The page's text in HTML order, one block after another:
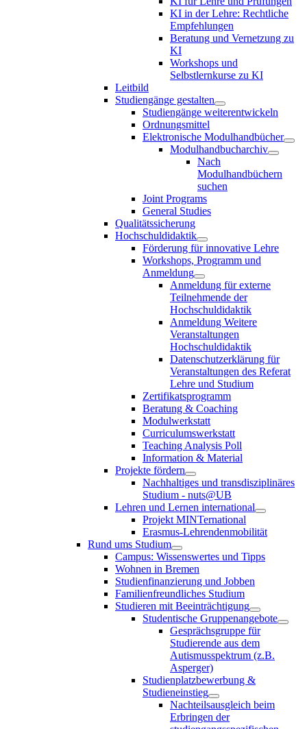
KI in der Lehre: Rechtliche
Empfehlungen
Beratung und Vernetzung zu
KI
Workshops und
Selbstlernkurse zu KI
Leitbild
Studiengänge gestalten
Studiengänge weiterentwickeln
Ordnungsmittel
Elektronische Modulhandbücher
Modulhandbucharchiv
Nach
Modulhandbüchern
suchen
Joint Programs
General Studies
Qualitätssicherung
Hochschuldidaktik
Förderung für innovative Lehre
Workshops, Programm und
Anmeldung
Anmeldung für externe
Teilnehmende der
Hochschuldidaktik
Anmeldung Weitere
Veranstaltungen
Hochschuldidaktik
Datenschutzerklärung für
Veranstaltungen des Referat
Lehre und Studium
Zertifikatsprogramm
Beratung & Coaching
Modulwerkstatt
Curriculumswerkstatt
Teaching Analysis Poll
Information & Material
Projekte fördern
Nachhaltiges und transdisziplinäres
Studium - nuts@UB
Lehren und Lernen international
Projekt MINTernational
Erasmus-Lehrendenmobilität
Rund ums Studium
Campus: Wissenswertes und Tipps
Wohnen in Bremen
Studienfinanzierung und Jobben
Familienfreundliches Studium
Studieren mit Beeinträchtigung
Studentische Gruppenangebote
Gesprächsgruppe für
Studierende aus dem
Autismusspektrum (z.B.
Asperger)
Studienplatzbewerbung &
Studieneinstieg
Nachteilsausgleich beim
Erbringen der